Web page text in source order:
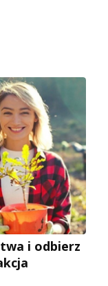
i odbierz